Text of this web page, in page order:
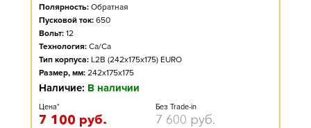
Полярность: Обратная
Пусковой ток: 650
Вольт: 12
Технология: Ca/Ca
Тип корпуса: L2B (242x175x175) EURO
Размер, мм: 242x175x175
Наличие: В наличии
Цена*
7 100 руб.
Без Trade-in
7 600 руб.